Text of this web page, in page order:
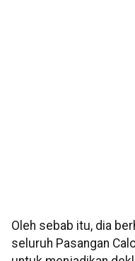
Oleh sebab itu, dia
seluruh Pasangan